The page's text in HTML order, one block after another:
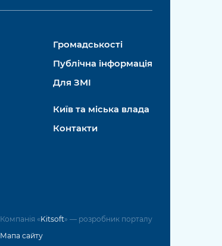
Громадськості
Публічна інформація
Для ЗМІ
Київ та міська влада
Контакти
Компанія «Kitsoft» — розробник порталу
Мапа сайту